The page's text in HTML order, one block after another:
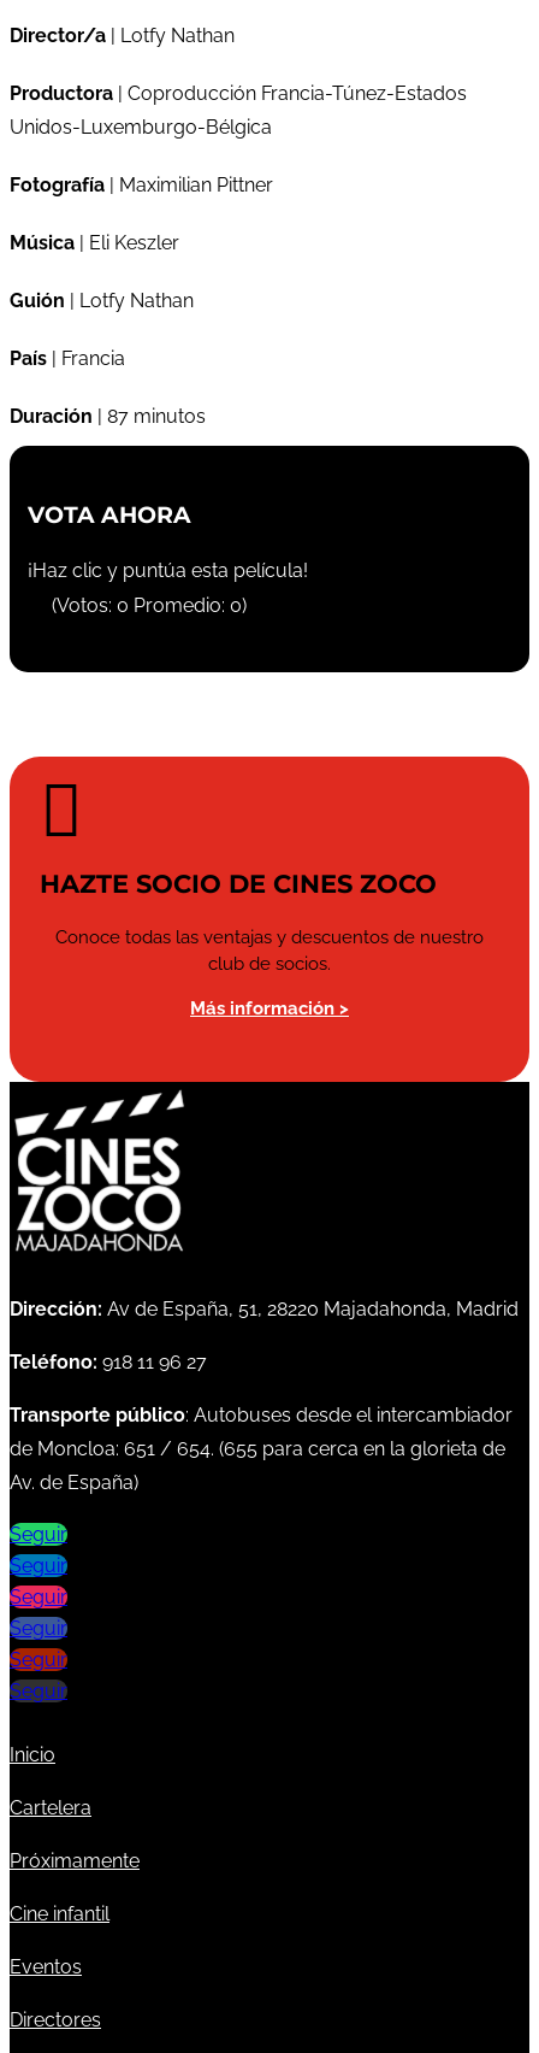
Director/a | Lotfy Nathan
Productora | Coproducción Francia-Túnez-Estados
Unidos-Luxemburgo-Bélgica
Fotografía | Maximilian Pittner
Música | Eli Keszler
Guión | Lotfy Nathan
País | Francia
Duración | 87 minutos
VOTA AHORA
¡Haz clic y puntúa esta película!
(Votos: 0 Promedio: 0)

HAZTE SOCIO DE CINES ZOCO
Conoce todas las ventajas y descuentos de nuestro
club de socios.
Más información >
Dirección: Av de España, 51, 28220 Majadahonda, Madrid
Teléfono: 918 11 96 27
Transporte público: Autobuses desde el intercambiador
de Moncloa: 651 / 654. (655 para cerca en la glorieta de
Av. de España)
Seguir
Seguir
Seguir
Seguir
Seguir
Seguir
Inicio
Cartelera
Próximamente
Cine infantil
Eventos
Directores